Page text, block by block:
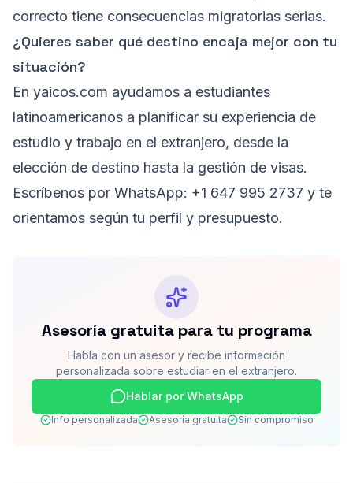
correcto tiene consecuencias migratorias serias.
¿Quieres saber qué destino encaja mejor con tu
situación?
En yaicos.com ayudamos a estudiantes
latinoamericanos a planificar su experiencia de
estudio y trabajo en el extranjero, desde la
elección de destino hasta la gestión de visas.
Escríbenos por WhatsApp: +1 647 995 2737 y te
orientamos según tu perfil y presupuesto.
Asesoría gratuita para tu programa
Habla con un asesor y recibe información
personalizada sobre estudiar en el extranjero.
Hablar por WhatsApp
Info personalizada Asesoría gratuita Sin compromiso